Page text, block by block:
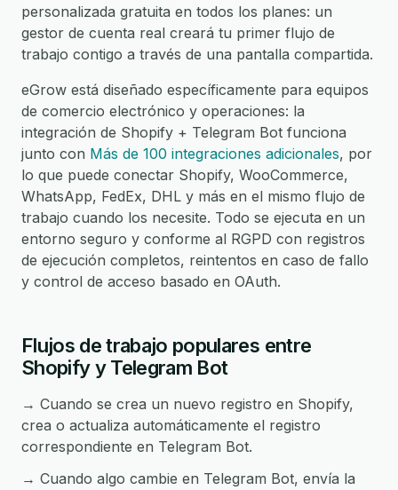
personalizada gratuita en todos los planes: un
gestor de cuenta real creará tu primer flujo de
trabajo contigo a través de una pantalla compartida.
eGrow está diseñado específicamente para equipos
de comercio electrónico y operaciones: la
integración de Shopify + Telegram Bot funciona
junto con Más de 100 integraciones adicionales, por
lo que puede conectar Shopify, WooCommerce,
WhatsApp, FedEx, DHL y más en el mismo flujo de
trabajo cuando los necesite. Todo se ejecuta en un
entorno seguro y conforme al RGPD con registros
de ejecución completos, reintentos en caso de fallo
y control de acceso basado en OAuth.
Flujos de trabajo populares entre
Shopify y Telegram Bot
→ Cuando se crea un nuevo registro en Shopify,
crea o actualiza automáticamente el registro
correspondiente en Telegram Bot.
→ Cuando algo cambie en Telegram Bot, envía la